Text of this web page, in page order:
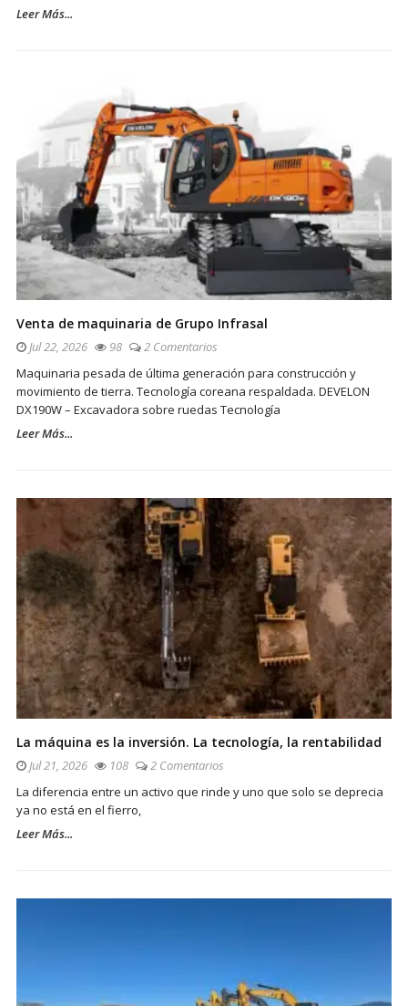
Leer Más...
Venta de maquinaria de Grupo Infrasal
Jul 22, 2026 98
2 Comentarios
Maquinaria pesada de última generación para construcción y
movimiento de tierra. Tecnología coreana respaldada. DEVELON
DX190W – Excavadora sobre ruedas Tecnología
Leer Más...
La máquina es la inversión. La tecnología, la rentabilidad
Jul 21, 2026 108
2 Comentarios
La diferencia entre un activo que rinde y uno que solo se deprecia
ya no está en el fierro,
Leer Más...